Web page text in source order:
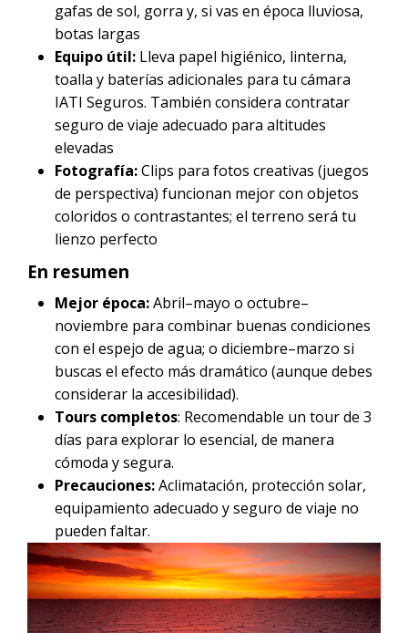
gafas de sol, gorra y, si vas en época lluviosa,
botas largas
Equipo útil: Lleva papel higiénico, linterna,
toalla y baterías adicionales para tu cámara
IATI Seguros. También considera contratar
seguro de viaje adecuado para altitudes
elevadas
Fotografía:Clips para fotos creativas (juegos
de perspectiva) funcionan mejor con objetos
coloridos o contrastantes; el terreno será tu
lienzo perfecto
En resumen
Mejor época:Abril–mayo o octubre–
noviembre para combinar buenas condiciones
con el espejo de agua; o diciembre–marzo si
buscas el efecto más dramático (aunque debes
considerar la accesibilidad).
Tours completos: Recomendable un tour de 3
días para explorar lo esencial, de manera
cómoda y segura.
Precauciones:Aclimatación, protección solar,
equipamiento adecuado y seguro de viaje no
pueden faltar.